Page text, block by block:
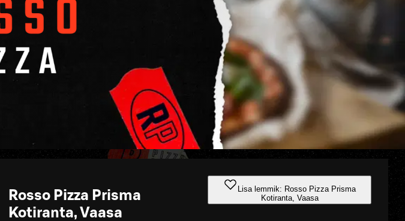
Rosso Pizza Prisma
Kotiranta, Vaasa
Lisa lemmik: Rosso Pizza Prisma
Kotiranta, Vaasa